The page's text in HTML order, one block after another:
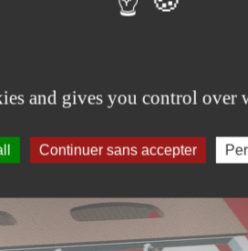
and gives you control over
Continuer sans accepter